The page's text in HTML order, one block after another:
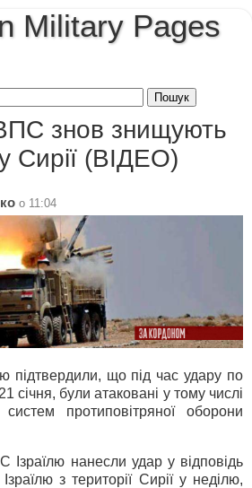
Military Pages
ВПС знов знищують
Сирії (ВІДЕО)
о 11:04
підтвердили, що під час удару по
січня, були атаковані у тому числі
протиповітряної оборони
нанесли удар у відповідь
з території Сирії у неділю,